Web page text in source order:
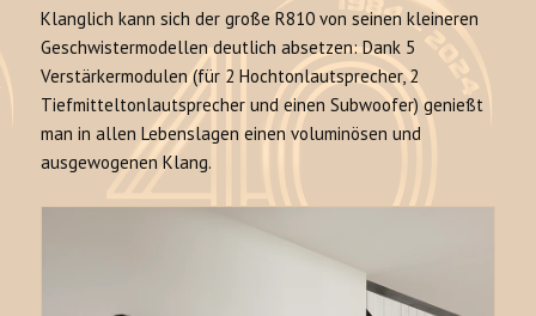
Klanglich kann sich der große R810 von seinen kleineren
Geschwistermodellen deutlich absetzen: Dank 5
Verstärkermodulen (für 2 Hochtonlautsprecher, 2
Tiefmitteltonlautsprecher und einen Subwoofer) genießt
man in allen Lebenslagen einen voluminösen und
ausgewogenen Klang.